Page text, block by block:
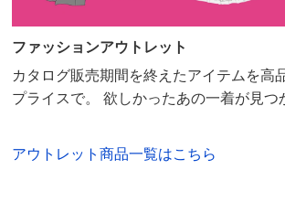
ファッションアウトレット
カタログ販売期間を終えたアイテムを高
プライスで。 欲しかったあの一着が見つ
アウトレット商品一覧はこちら